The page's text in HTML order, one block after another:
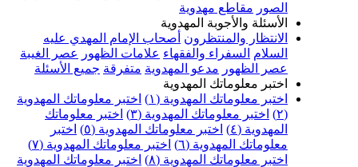
مقاطع مهدوية
والأجوبة المهدوية
والمنتظرون أصحاب الإمام المهدي عليه
السفراء والفقهاء علامات الظهور عصر الغيبة
مدعو المهدوية متفرقة جميع الأسئلة
معلوماتك المهدوية
معلوماتك المهدوية (١)
اختبر معلوماتك المهدوية
اختبر معلوماتك المهدوية (٣)
اختبر معلوماتك
اختبر معلوماتك المهدوية (٥)
اختبر
المهدوية (٦)
اختبر معلوماتك المهدوية (٧)
معلوماتك المهدوية (٨)
اختبر معلوماتك المهدوية